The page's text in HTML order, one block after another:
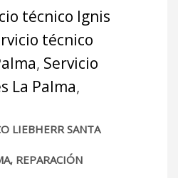
técnico Ignis
técnico
, Servicio
La Palma,
LIEBHERR SANTA
REPARACIÓN